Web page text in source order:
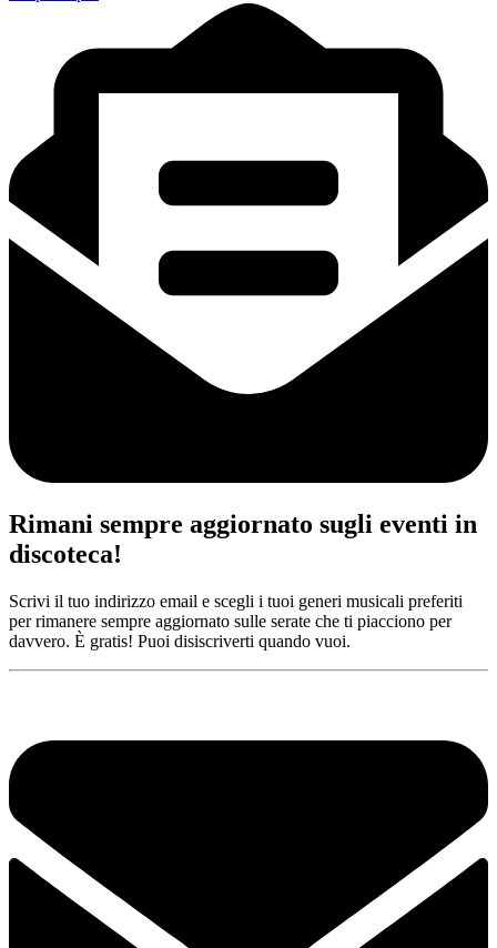
Rimani sempre aggiornato sugli eventi in
discoteca!
Scrivi il tuo indirizzo email e scegli i tuoi generi musicali preferiti
per rimanere sempre aggiornato sulle serate che ti piacciono per
davvero. È gratis! Puoi disiscriverti quando vuoi.